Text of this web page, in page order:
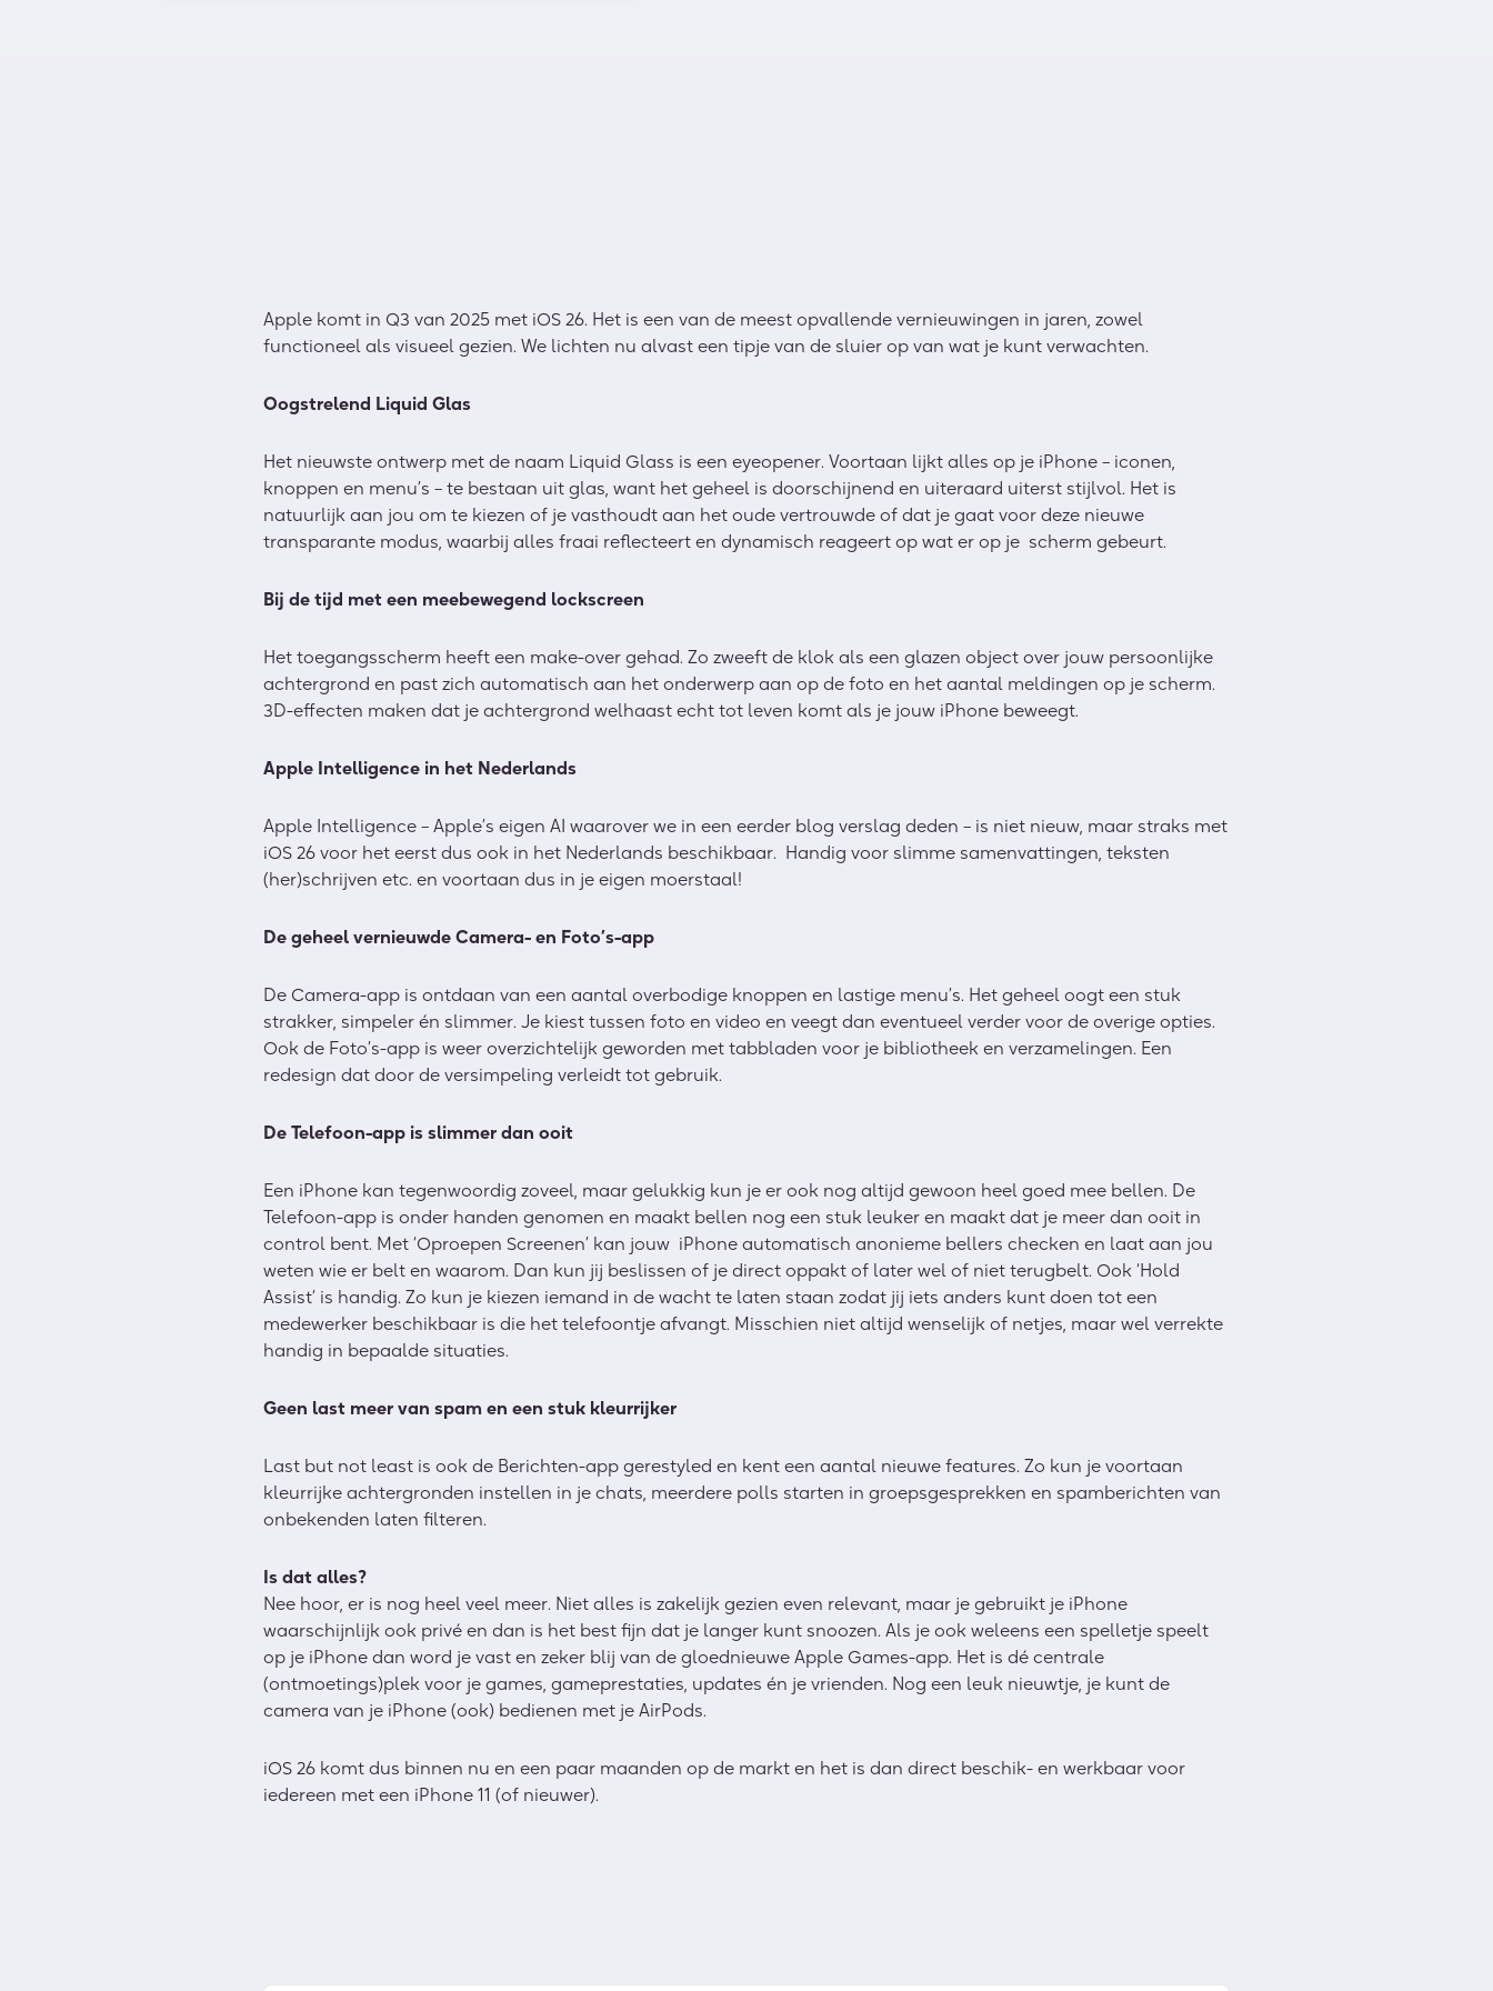
Apple komt in Q3 van 2025 met iOS 26. Het is een van de meest opvallende vernieuwingen in jaren, zowel
functioneel als visueel gezien. We lichten nu alvast een tipje van de sluier op van wat je kunt verwachten.
Oogstrelend Liquid Glas
Het nieuwste ontwerp met de naam Liquid Glass is een eyeopener. Voortaan lijkt alles op je iPhone – iconen,
knoppen en menu’s – te bestaan uit glas, want het geheel is doorschijnend en uiteraard uiterst stijlvol. Het is
natuurlijk aan jou om te kiezen of je vasthoudt aan het oude vertrouwde of dat je gaat voor deze nieuwe
transparante modus, waarbij alles fraai reflecteert en dynamisch reageert op wat er op je scherm gebeurt.
Bij de tijd met een meebewegend lockscreen
Het toegangsscherm heeft een make-over gehad. Zo zweeft de klok als een glazen object over jouw persoonlijke
achtergrond en past zich automatisch aan het onderwerp aan op de foto en het aantal meldingen op je scherm.
3D-effecten maken dat je achtergrond welhaast echt tot leven komt als je jouw iPhone beweegt.
Apple Intelligence in het Nederlands
Apple Intelligence – Apple’s eigen AI waarover we in een eerder blog verslag deden – is niet nieuw, maar straks met
iOS 26 voor het eerst dus ook in het Nederlands beschikbaar. Handig voor slimme samenvattingen, teksten
(her)schrijven etc. en voortaan dus in je eigen moerstaal!
De geheel vernieuwde Camera- en Foto’s-app
De Camera-app is ontdaan van een aantal overbodige knoppen en lastige menu’s. Het geheel oogt een stuk
strakker, simpeler én slimmer. Je kiest tussen foto en video en veegt dan eventueel verder voor de overige opties.
Ook de Foto’s-app is weer overzichtelijk geworden met tabbladen voor je bibliotheek en verzamelingen. Een
redesign dat door de versimpeling verleidt tot gebruik.
De Telefoon-app is slimmer dan ooit
Een iPhone kan tegenwoordig zoveel, maar gelukkig kun je er ook nog altijd gewoon heel goed mee bellen. De
Telefoon-app is onder handen genomen en maakt bellen nog een stuk leuker en maakt dat je meer dan ooit in
control bent. Met ‘Oproepen Screenen’ kan jouw iPhone automatisch anonieme bellers checken en laat aan jou
weten wie er belt en waarom. Dan kun jij beslissen of je direct oppakt of later wel of niet terugbelt. Ook ‘Hold
Assist’ is handig. Zo kun je kiezen iemand in de wacht te laten staan zodat jij iets anders kunt doen tot een
medewerker beschikbaar is die het telefoontje afvangt. Misschien niet altijd wenselijk of netjes, maar wel verrekte
handig in bepaalde situaties.
Geen last meer van spam en een stuk kleurrijker
Last but not least is ook de Berichten-app gerestyled en kent een aantal nieuwe features. Zo kun je voortaan
kleurrijke achtergronden instellen in je chats, meerdere polls starten in groepsgesprekken en spamberichten van
onbekenden laten filteren.
Is dat alles?
Nee hoor, er is nog heel veel meer. Niet alles is zakelijk gezien even relevant, maar je gebruikt je iPhone
waarschijnlijk ook privé en dan is het best fijn dat je langer kunt snoozen. Als je ook weleens een spelletje speelt
op je iPhone dan word je vast en zeker blij van de gloednieuwe Apple Games-app. Het is dé centrale
(ontmoetings)plek voor je games, gameprestaties, updates én je vrienden. Nog een leuk nieuwtje, je kunt de
camera van je iPhone (ook) bedienen met je AirPods.
iOS 26 komt dus binnen nu en een paar maanden op de markt en het is dan direct beschik- en werkbaar voor
iedereen met een iPhone 11 (of nieuwer).